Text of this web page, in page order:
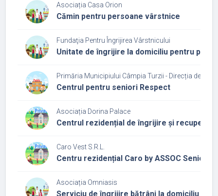
Asociația Casa Orion
Cămin pentru persoane vârstnice
Fundaţia Pentru Îngrijirea Vârstnicului
Unitate de îngrijire la domiciliu pentru
Primăria Municipiului Câmpia Turzii - Direcția de
Centrul pentru seniori Respect
Asociația Dorina Palace
Centrul rezidențial de îngrijire și
Caro Vest S.R.L.
Centru rezidențial Caro by ASSOC Senior
Asociația Omniasis
Serviciu de îngrijire bătrâni la domiciliu